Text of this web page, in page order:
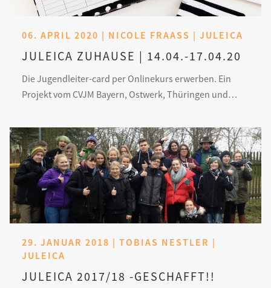
06. APRIL 2020 | NICOLE FRAASS | JULEICA
JULEICA ZUHAUSE | 14.04.-17.04.20
Die Jugendleiter-card per Onlinekurs erwerben. Ein
Projekt vom CVJM Bayern, Ostwerk, Thüringen und…
29. JANUAR 2018 | TOBIAS NESTLER |
JULEICA
JULEICA 2017/18 -GESCHAFFT!!